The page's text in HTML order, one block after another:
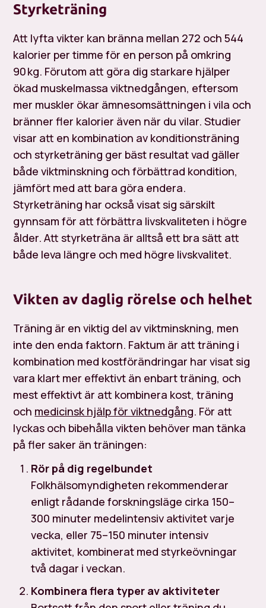
Styrketräning
Att lyfta vikter kan bränna mellan 272 och 544
kalorier per timme för en person på omkring
90 kg. Förutom att göra dig starkare hjälper
ökad muskelmassa viktnedgången, eftersom
mer muskler ökar ämnesomsättningen i vila och
bränner fler kalorier även när du vilar. Studier
visar att en kombination av konditionsträning
och styrketräning ger bäst resultat vad gäller
både viktminskning och förbättrad kondition,
jämfört med att bara göra endera.
Styrketräning har också visat sig särskilt
gynnsam för att förbättra livskvaliteten i högre
ålder. Att styrketräna är alltså ett bra sätt att
både leva längre och med högre livskvalitet.
Vikten av daglig rörelse och helhet
Träning är en viktig del av viktminskning, men
inte den enda faktorn. Faktum är att träning i
kombination med kostförändringar har visat sig
vara klart mer effektivt än enbart träning, och
mest effektivt är att kombinera kost, träning
och medicinsk hjälp för viktnedgång. För att
lyckas och bibehålla vikten behöver man tänka
på fler saker än träningen:
Rör på dig regelbundet
Folkhälsomyndigheten rekommenderar
enligt rådande forskningsläge cirka 150–
300 minuter medelintensiv aktivitet varje
vecka, eller 75–150 minuter intensiv
aktivitet, kombinerat med styrkeövningar
två dagar i veckan.
Kombinera flera typer av aktiviteter